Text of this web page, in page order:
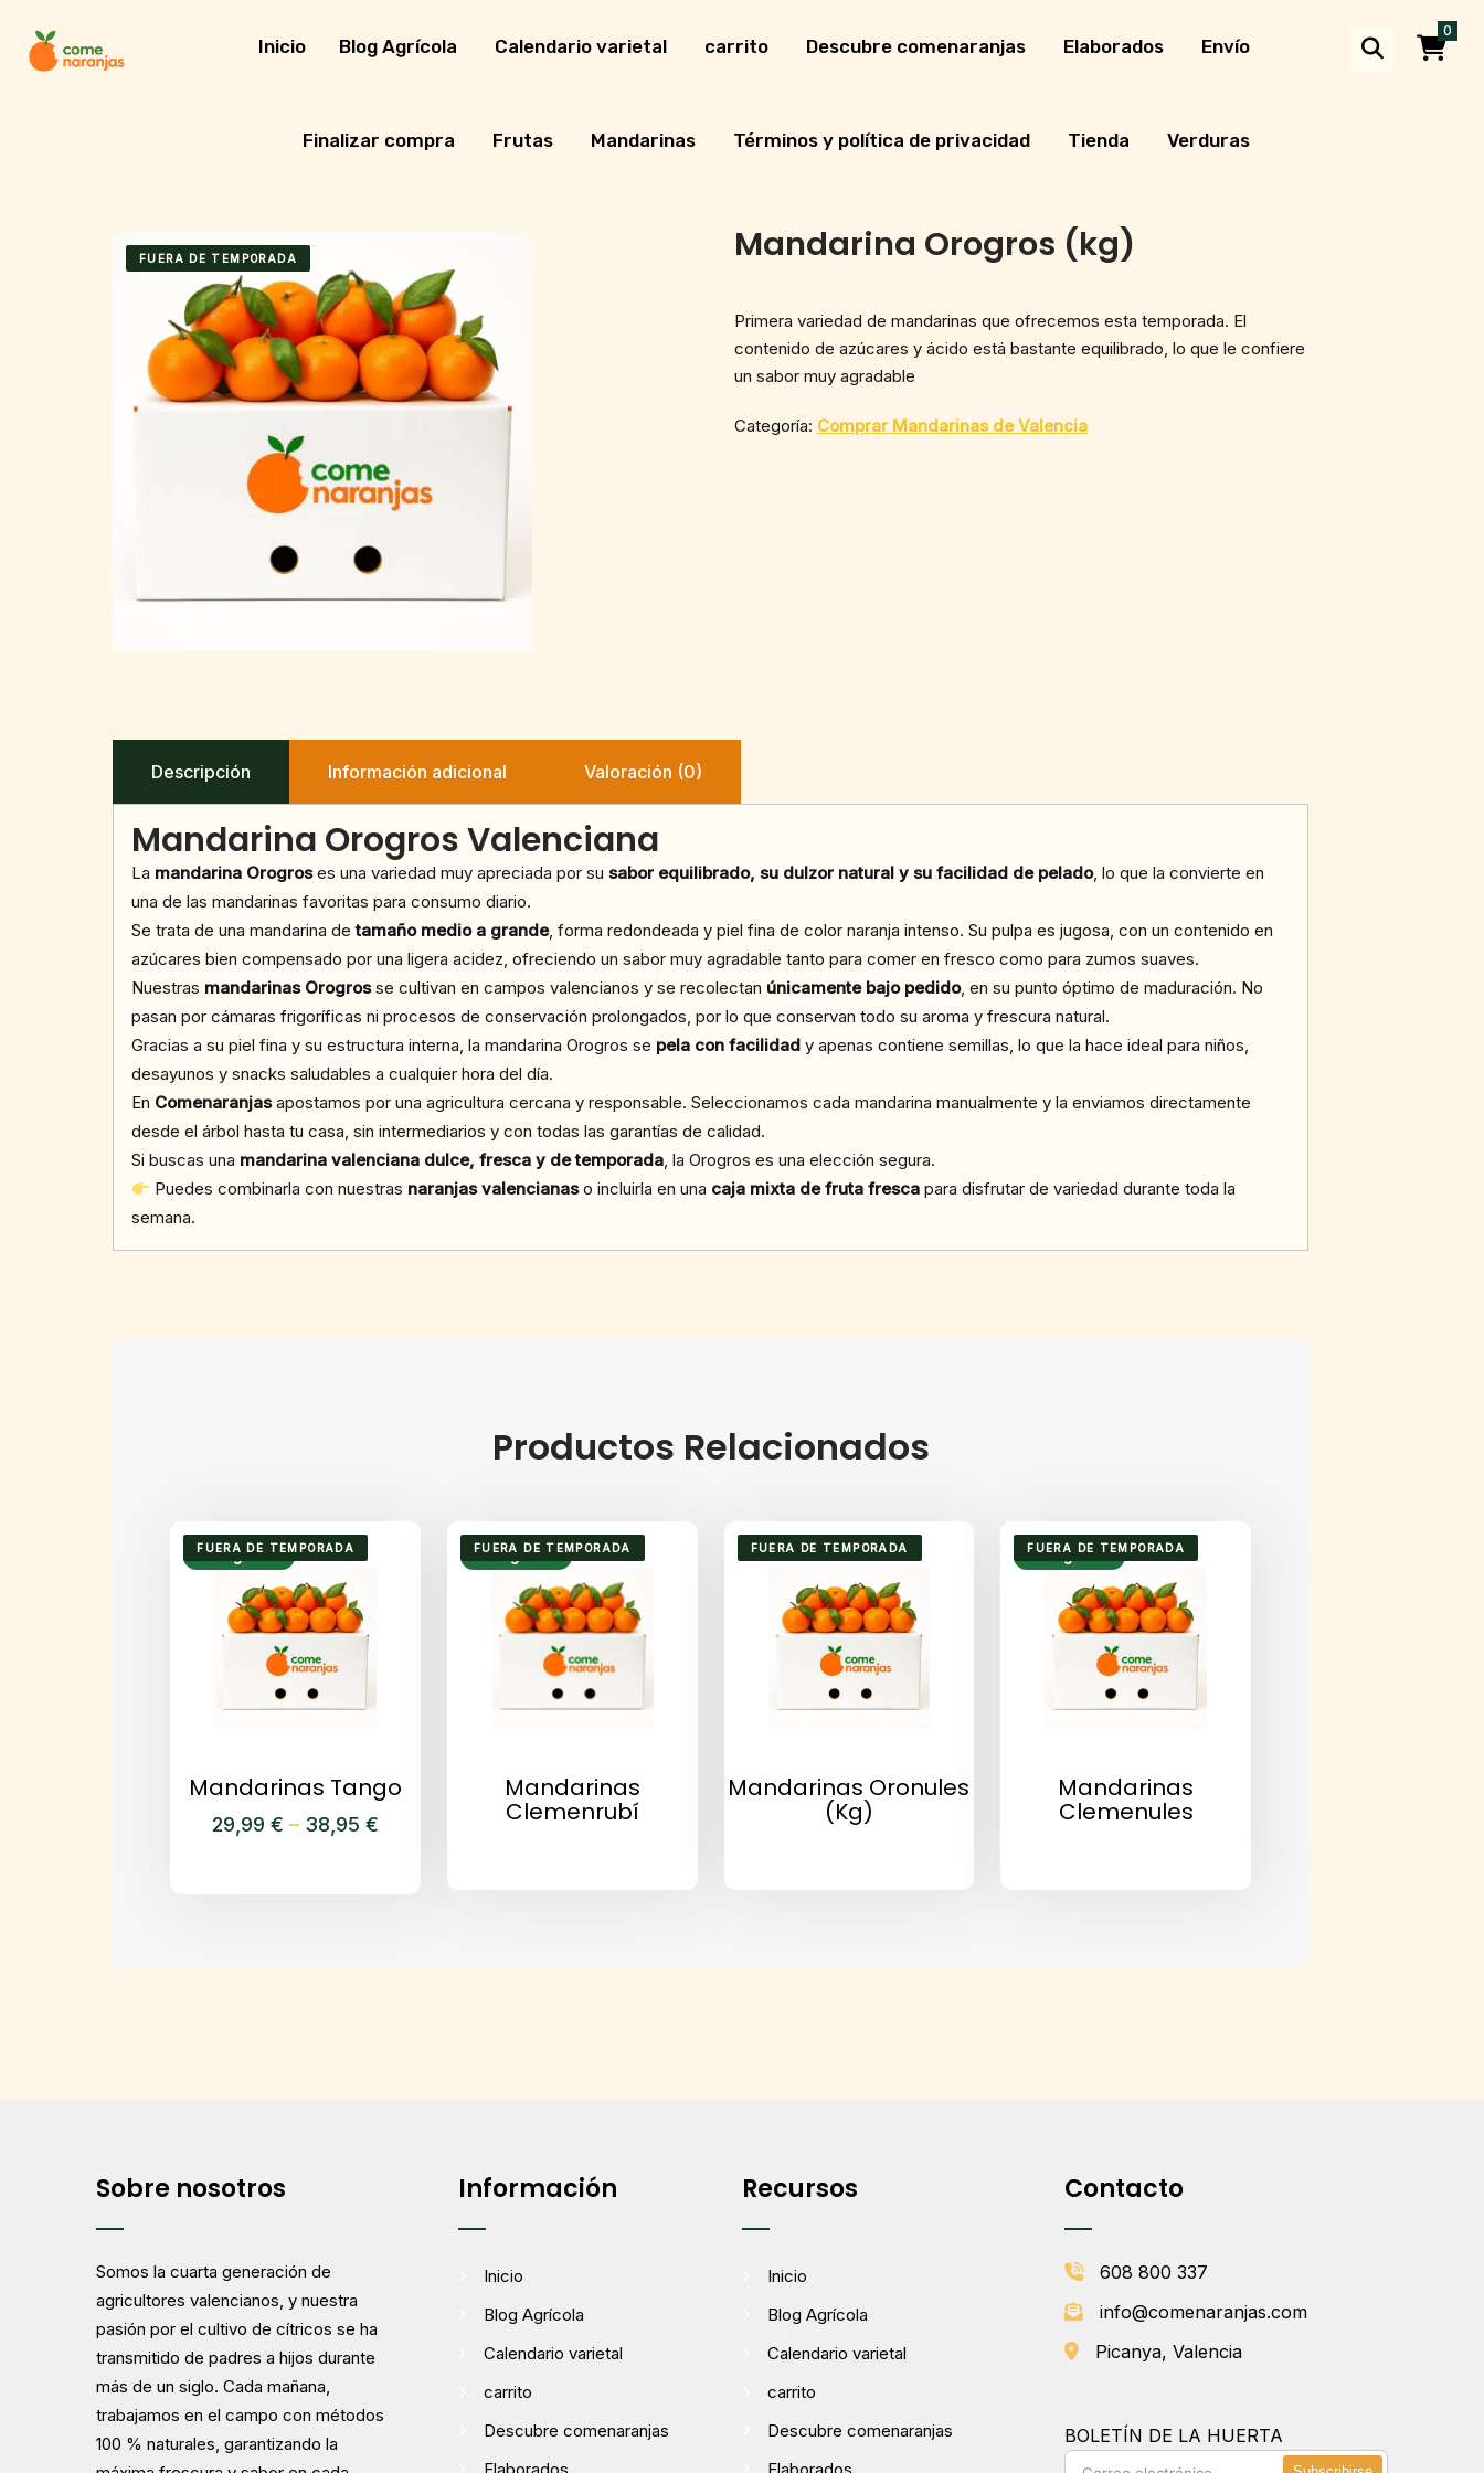
content
Inicio Blog Agrícola Calendario varietal carrito Descubre comenaranjas Elaborados Envío
Finalizar compra Frutas Mandarinas Términos y política de privacidad Tienda Verduras
0
FUERA DE TEMPORADA Mandarina Orogros (kg)
Primera variedad de mandarinas que ofrecemos esta temporada. El
contenido de azúcares y ácido está bastante equilibrado, lo que le confiere
un sabor muy agradable
Categoría: Comprar Mandarinas de Valencia
Descripción Información adicional Valoración (0)
Mandarina Orogros Valenciana
La mandarina Orogroses una variedad muy apreciada por su sabor equilibrado, su dulzor natural y su facilidad de pelado, lo que la convierte en
una de las mandarinas favoritas para consumo diario.
Se trata de una mandarina detamaño medio a grande, forma redondeada y piel fina de color naranja intenso. Su pulpa es jugosa, con un contenido en
azúcares bien compensado por una ligera acidez, ofreciendo un sabor muy agradable tanto para comer en fresco como para zumos suaves.
Nuestras mandarinas Orogrosse cultivan en campos valencianos y se recolectan únicamente bajo pedido, en su punto óptimo de maduración. No
pasan por cámaras frigoríficas ni procesos de conservación prolongados, por lo que conservan todo su aroma y frescura natural.
Gracias a su piel fina y su estructura interna, la mandarina Orogros se pela con facilidad y apenas contiene semillas, lo que la hace ideal para niños,
desayunos y snacks saludables a cualquier hora del día.
En Comenaranjasapostamos por una agricultura cercana y responsable. Seleccionamos cada mandarina manualmente y la enviamos directamente
desde el árbol hasta tu casa, sin intermediarios y con todas las garantías de calidad.
Si buscas una mandarina valenciana dulce, fresca y de temporada, la Orogros es una elección segura.
Puedes combinarla con nuestras naranjas valencianaso incluirla en una caja mixta de fruta fresca para disfrutar de variedad durante toda la
semana.
Productos Relacionados
FUERA DE TEMPORADA
Envío gratuito
Mandarinas Tango
29,99 € – 38,95 €Price
FUERA DE TEMPORADA
Envío gratuito
Mandarinas
Clemenrubí
FUERA DE TEMPORADA
Mandarinas Oronules
(kg)
FUERA DE TEMPORADA
Envío gratuito
Mandarinas
Clemenules
Sobre nosotros
Somos la cuarta generación de
agricultores valencianos, y nuestra
pasión por el cultivo de cítricos se ha
transmitido de padres a hijos durante
más de un siglo. Cada mañana,
trabajamos en el campo con métodos
100 % naturales, garantizando la
Información
Inicio
Blog Agrícola
Calendario varietal
carrito
Descubre comenaranjas
Recursos
Inicio
Blog Agrícola
Calendario varietal
carrito
Descubre comenaranjas
Contacto
608 800 337
info@comenaranjas.com
Picanya, Valencia
BOLETÍN DE LA HUERTA